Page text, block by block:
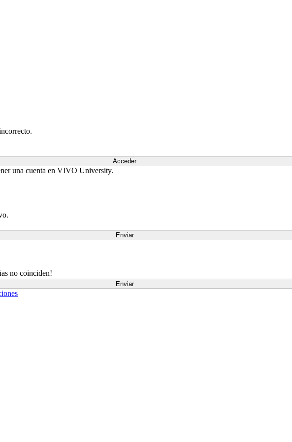
Acceder
una cuenta en VIVO University.
Enviar
no coinciden!
Enviar